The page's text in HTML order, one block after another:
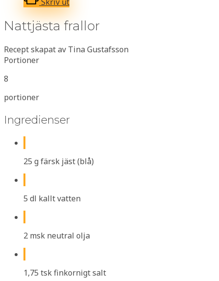
Nattjästa frallor
Recept skapat av Tina Gustafsson
Portioner
8
portioner
Ingredienser
25 g färsk jäst (blå)
5 dl kallt vatten
2 msk neutral olja
1,75 tsk finkornigt salt